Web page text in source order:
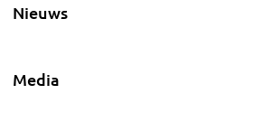
Nieuws
Media